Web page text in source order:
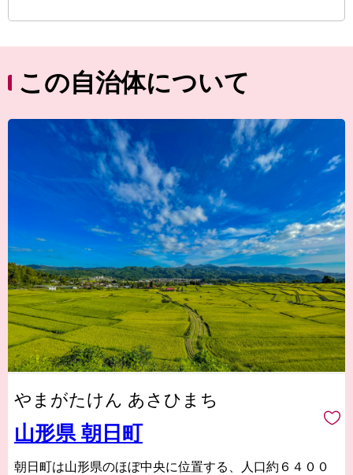
この自治体について
やまがたけん あさひまち
山形県 朝日町
朝日町は山形県のほぼ中央に位置する、人口約６４００